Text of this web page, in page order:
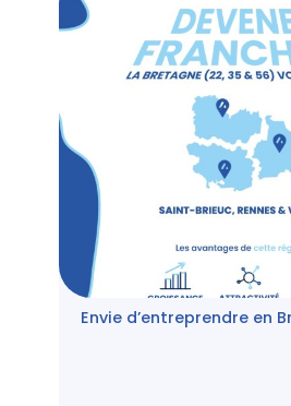
Envie d’entreprendre en